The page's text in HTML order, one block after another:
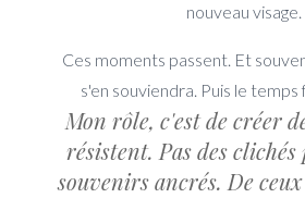
nouveau visage.
Ces moments passent. Et
s'en souviendra. Puis le temps
Mon rôle, c'est de créer
résistent. Pas des
souvenirs ancrés. De